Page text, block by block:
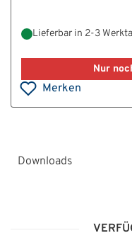
Lieferbar in 2-3
Nur
Merken
Downloads
V_V10.pdf